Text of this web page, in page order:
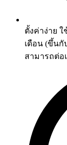
ตั้งค่าง่าย
เดือน (ขึ้นกั
สามารถต่อ